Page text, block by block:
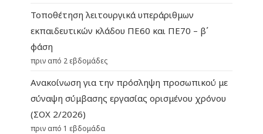
Τοποθέτηση λειτουργικά υπεράριθμων
εκπαιδευτικών κλάδου ΠΕ60 και ΠΕ70 – β΄
φάση
πριν από 2 εβδομάδες
Ανακοίνωση για την πρόσληψη προσωπικού με
σύναψη σύμβασης εργασίας ορισμένου χρόνου
(ΣΟΧ 2/2026)
πριν από 1 εβδομάδα